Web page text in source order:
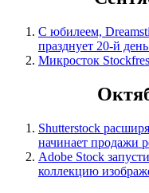
С юбилеем,
празднует 20-й
Микросток
Shutterstock
начинает продажи
Adobe Stock
коллекцию